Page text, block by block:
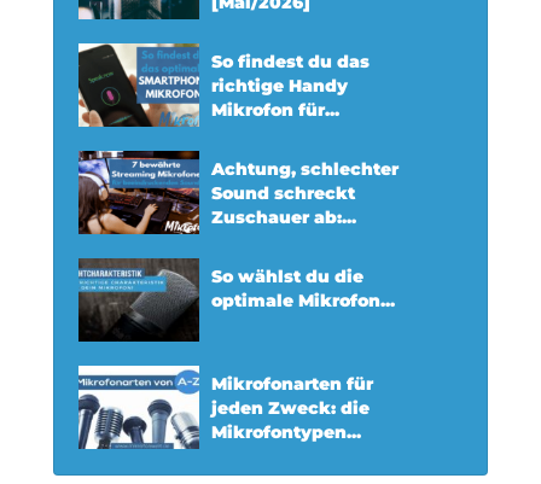
So findest du das
richtige Handy
Mikrofon für...
Achtung, schlechter
Sound schreckt
Zuschauer ab:...
So wählst du die
optimale Mikrofon...
Mikrofonarten für
jeden Zweck: die
Mikrofontypen...